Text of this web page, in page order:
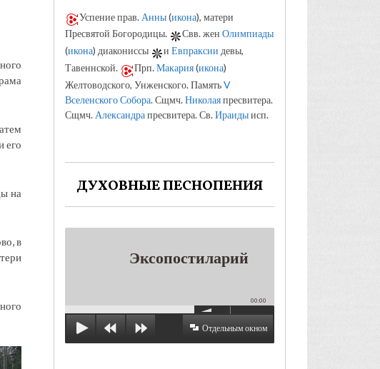
его
на
в
Успение прав. Анны(икона), матери
Пресвятой Богородицы.
Свв. жен Олимпиады
(икона) диакониссы и Евпраксии девы,
Тавеннской.
Прп.Макария(икона)
Желтоводского, Унженского. ПамятьV
Вселенского Собора. Сщмч.Николаяпресвитера.
Сщмч. Александрапресвитера. Св.Ираидыисп.
ДУХОВНЫЕ ПЕСНОПЕНИЯ
Эксопостиларий
00:00
Отдельным окном